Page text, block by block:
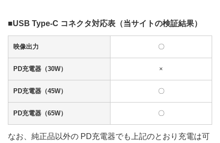
■USB Type-C コネクタ対応表（当サイトの検証結果）
映像出力 〇
PD充電器（30W） ×
PD充電器（45W） 〇
PD充電器（65W） 〇
なお、純正品以外の PD充電器でも上記のとおり充電は可